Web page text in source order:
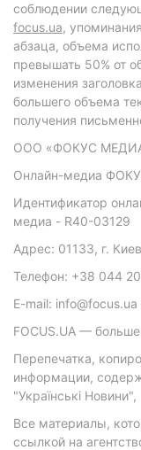
соблюдении
focus.ua,
абзаца, объема
превышать 50% от
изменения
большего объема
получения
ООО «ФОКУС
Онлайн-медиа
Идентификатор
медиа - R40-03129
Адрес: 01133, г.
Телефон: +38 044
E-mail: info@focus.ua
FOCUS.UA —
Перепечатка,
информации,
"Українські
Все материалы,
ссылкой на